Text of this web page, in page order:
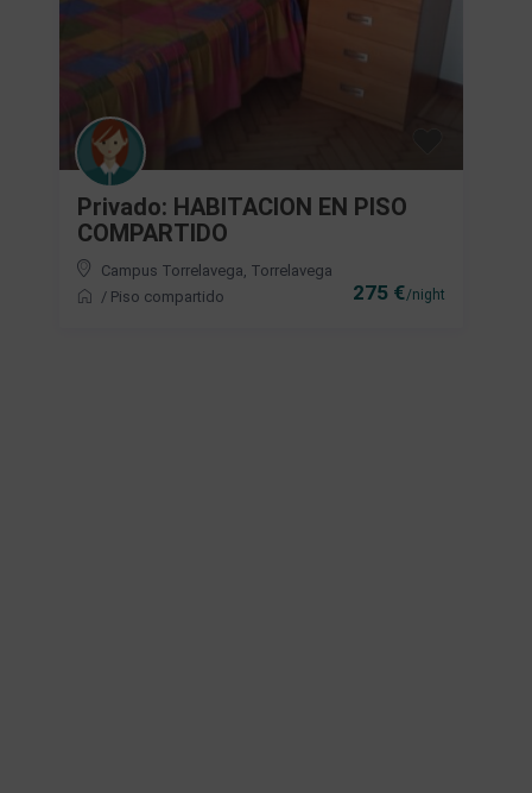
275 €/night
Privado: HABITACION EN PISO
COMPARTIDO
Campus Torrelavega Torrelavega
/ Piso compartido